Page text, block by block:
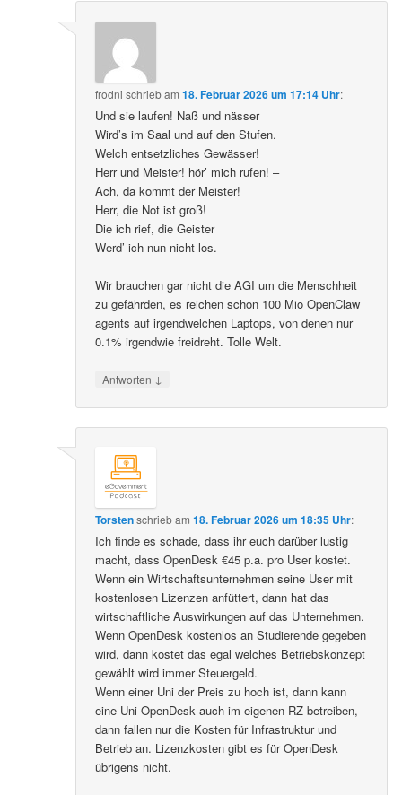
frodni schriebam18. Februar 2026 um 17:14 Uhr:
Und sie laufen! Naß und nässer
Wird’s im Saal und auf den Stufen.
Welch entsetzliches Gewässer!
Herr und Meister! hör’ mich rufen! –
Ach, da kommt der Meister!
Herr, die Not ist groß!
Die ich rief, die Geister
Werd’ ich nun nicht los.
Wir brauchen gar nicht die AGI um die Menschheit
zu gefährden, es reichen schon 100 Mio OpenClaw
agents auf irgendwelchen Laptops, von denen nur
0.1% irgendwie freidreht. Tolle Welt.
Antworten ↓
Torstenschriebam18. Februar 2026 um 18:35 Uhr:
Ich finde es schade, dass ihr euch darüber lustig
macht, dass OpenDesk €45 p.a. pro User kostet.
Wenn ein Wirtschaftsunternehmen seine User mit
kostenlosen Lizenzen anfüttert, dann hat das
wirtschaftliche Auswirkungen auf das Unternehmen.
Wenn OpenDesk kostenlos an Studierende gegeben
wird, dann kostet das egal welches Betriebskonzept
gewählt wird immer Steuergeld.
Wenn einer Uni der Preis zu hoch ist, dann kann
eine Uni OpenDesk auch im eigenen RZ betreiben,
dann fallen nur die Kosten für Infrastruktur und
Betrieb an. Lizenzkosten gibt es für OpenDesk
übrigens nicht.